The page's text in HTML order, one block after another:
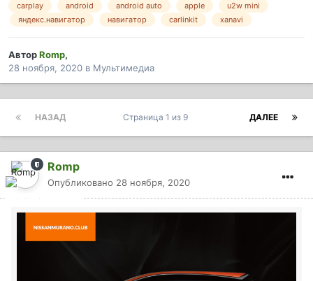
carplay android android auto apple
u2w mini
яндекс.навигатор
навигатор carlinkit xanavi
АвторRomp,
28 ноября, 2020 в Мультимедиа
НАЗАД ДАЛЕЕ
Страница 1 из 9
Romp
Опубликовано 28 ноября, 2020